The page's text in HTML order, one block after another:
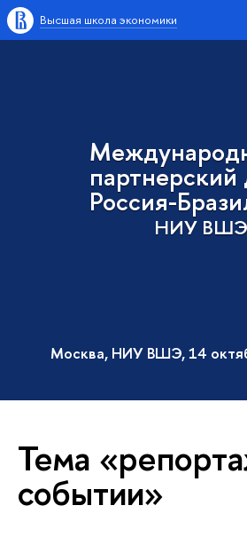
Высшая школа экономики
партнерский
Россия-
НИУ ВШЭ
Москва, НИУ ВШЭ, 14
Тема
событии»